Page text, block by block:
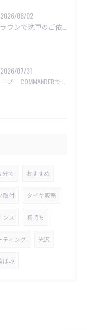
2026/08/02
2026/07/31
分で おすすめ
取付 タイヤ販売
ンス 長持ち
ティング 光沢
ばみ